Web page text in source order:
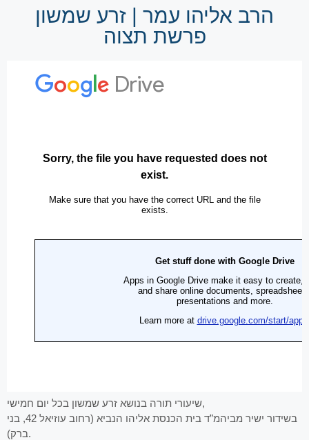
הרב אליהו עמר | זרע שמשון
פרשת תצוה
שיעורי תורה בנושא זרע שמשון בכל יום חמישי,
בשידור ישיר מביהמ”ד בית הכנסת אליהו הנביא (רחוב עוזיאל 42, בני
ברק).